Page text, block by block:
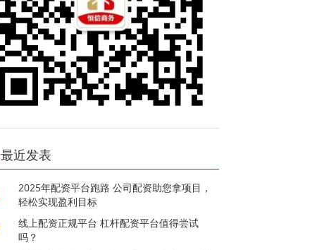
最近发表
2025年配资平台跑路 公司配资助您拿项目，
轻松实现盈利目标
线上配资正规平台 杠杆配资平台值得尝试
吗？